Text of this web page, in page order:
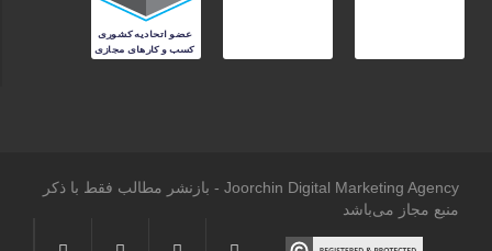
Joorchin Digital Marketing Agency - بازنشر مطالب فقط با ذکر
منبع مجاز می‌باشد